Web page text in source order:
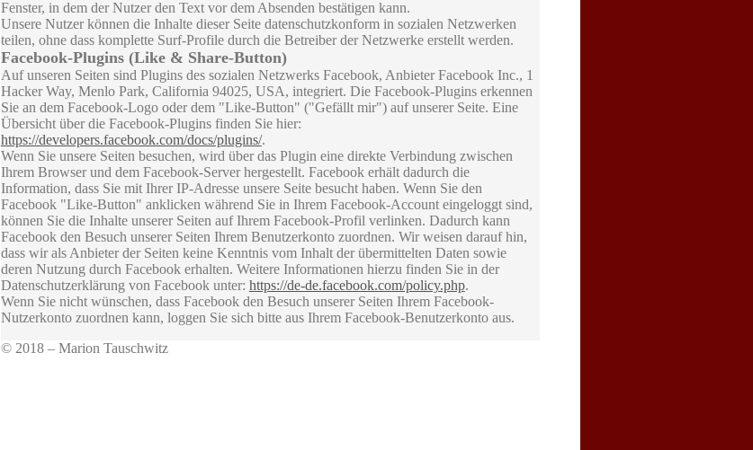
Fenster, in dem der Nutzer den Text vor dem Absenden bestätigen kann.
Unsere Nutzer können die Inhalte dieser Seite datenschutzkonform in sozialen Netzwerken
teilen, ohne dass komplette Surf-Profile durch die Betreiber der Netzwerke erstellt werden.
Facebook-Plugins (Like & Share-Button)
Auf unseren Seiten sind Plugins des sozialen Netzwerks Facebook, Anbieter Facebook Inc., 1
Hacker Way, Menlo Park, California 94025, USA, integriert. Die Facebook-Plugins erkennen
Sie an dem Facebook-Logo oder dem "Like-Button" ("Gefällt mir") auf unserer Seite. Eine
Übersicht über die Facebook-Plugins finden Sie hier:
https://developers.facebook.com/docs/plugins/.
Wenn Sie unsere Seiten besuchen, wird über das Plugin eine direkte Verbindung zwischen
Ihrem Browser und dem Facebook-Server hergestellt. Facebook erhält dadurch die
Information, dass Sie mit Ihrer IP-Adresse unsere Seite besucht haben. Wenn Sie den
Facebook "Like-Button" anklicken während Sie in Ihrem Facebook-Account eingeloggt sind,
können Sie die Inhalte unserer Seiten auf Ihrem Facebook-Profil verlinken. Dadurch kann
Facebook den Besuch unserer Seiten Ihrem Benutzerkonto zuordnen. Wir weisen darauf hin,
dass wir als Anbieter der Seiten keine Kenntnis vom Inhalt der übermittelten Daten sowie
deren Nutzung durch Facebook erhalten. Weitere Informationen hierzu finden Sie in der
Datenschutzerklärung von Facebook unter: https://de-de.facebook.com/policy.php.
Wenn Sie nicht wünschen, dass Facebook den Besuch unserer Seiten Ihrem Facebook-
Nutzerkonto zuordnen kann, loggen Sie sich bitte aus Ihrem Facebook-Benutzerkonto aus.
© 2018 – Marion Tauschwitz